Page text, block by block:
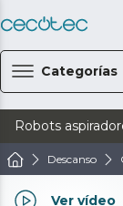
Categorías
Robots
Descanso
Ver vídeo